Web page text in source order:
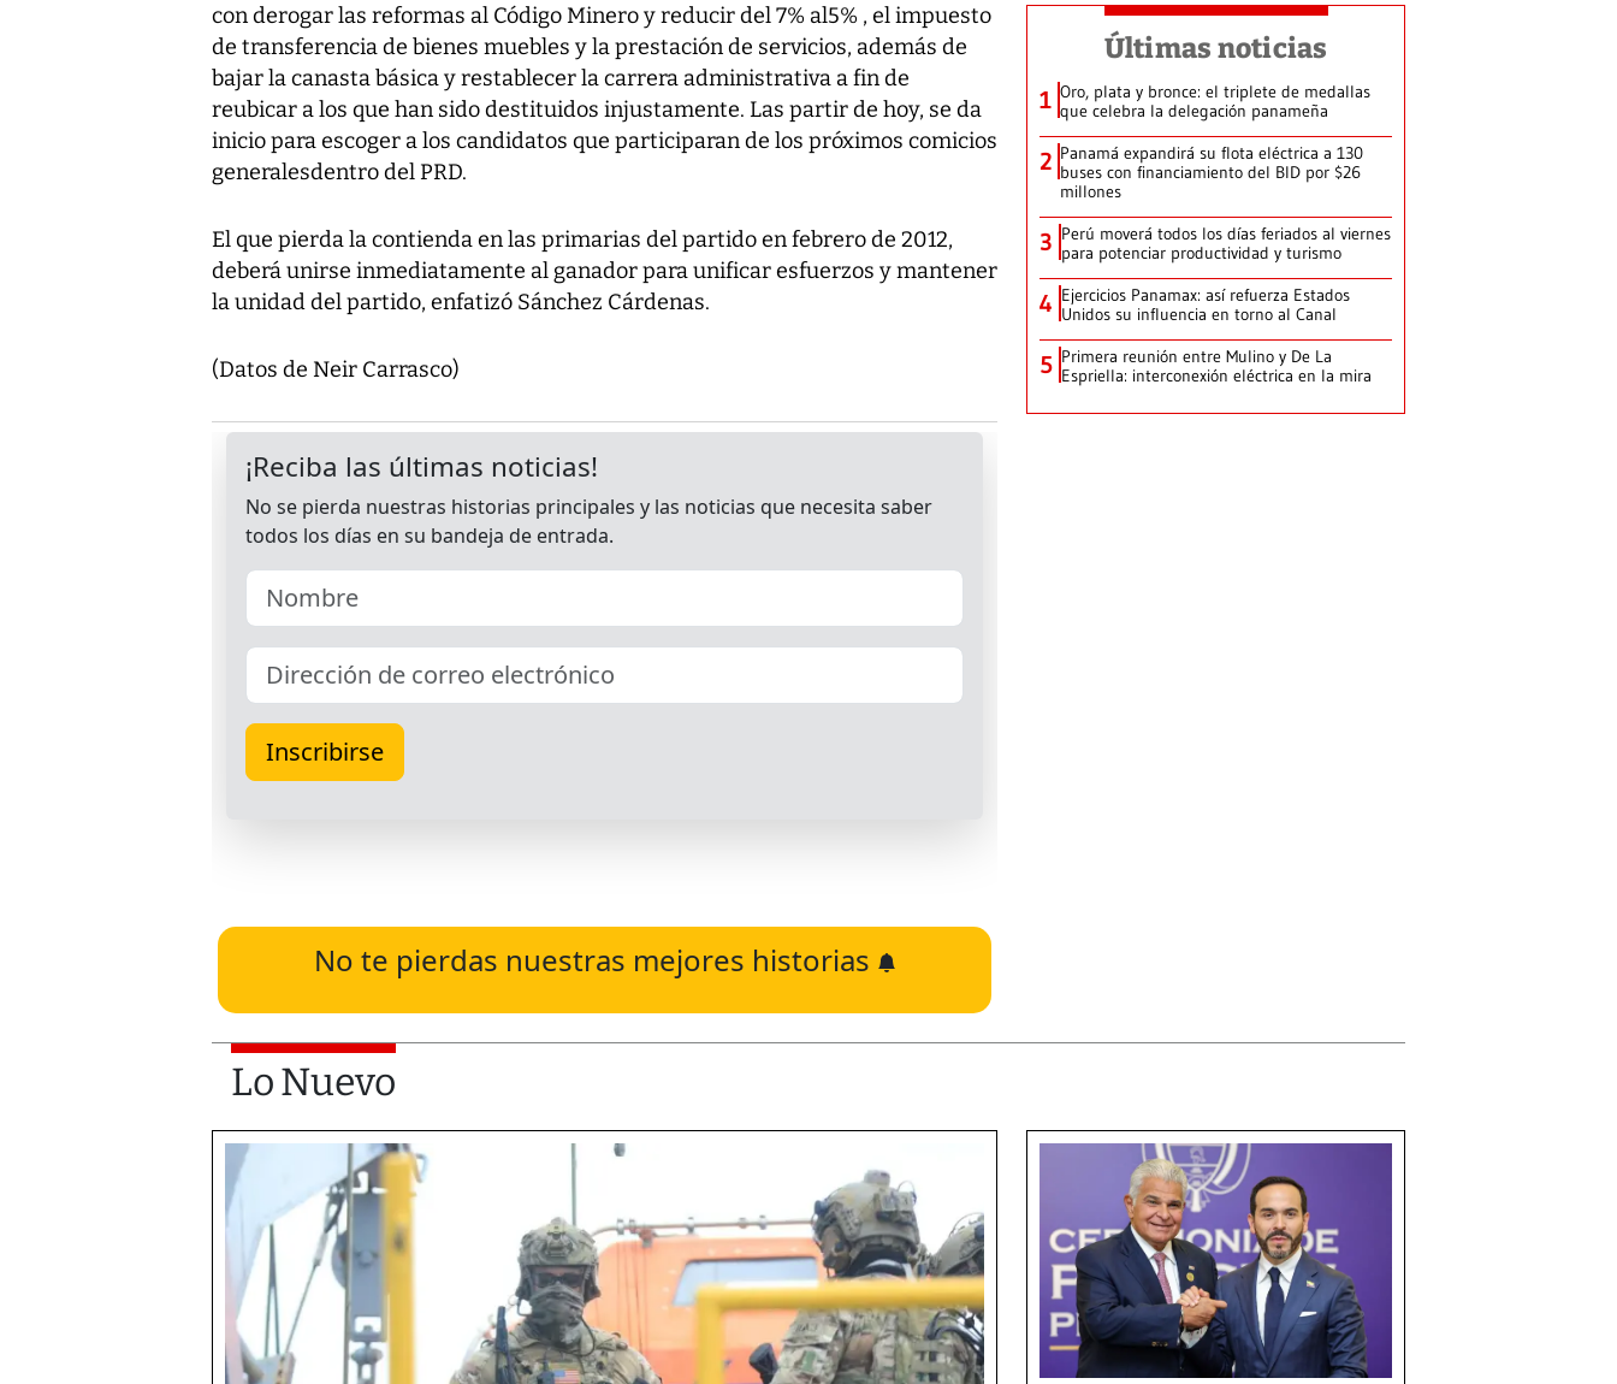
con derogar las reformas al Código Minero y reducir del 7% al5% , el impuesto
de transferencia de bienes muebles y la prestación de servicios, además de
bajar la canasta básica y restablecer la carrera administrativa a fin de
reubicar a los que han sido destituidos injustamente. Las partir de hoy, se da
inicio para escoger a los candidatos que participaran de los próximos comicios
generalesdentro del PRD.
El que pierda la contienda en las primarias del partido en febrero de 2012,
deberá unirse inmediatamente al ganador para unificar esfuerzos y mantener
la unidad del partido, enfatizó Sánchez Cárdenas.
(Datos de Neir Carrasco)
No te pierdas nuestras mejores historias
Últimas noticias
1 Oro, plata y bronce: el triplete de medallas
que celebra la delegación panameña
2 Panamá expandirá su flota eléctrica a 130
buses con financiamiento del BID por $26
millones
3 Perú moverá todos los días feriados al viernes
para potenciar productividad y turismo
4 Ejercicios Panamax: así refuerza Estados
Unidos su influencia en torno al Canal
5 Primera reunión entre Mulino y De La
Espriella: interconexión eléctrica en la mira
Lo Nuevo